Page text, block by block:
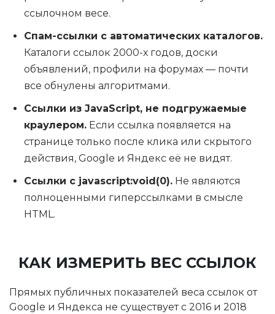
ссылочном весе.
Спам-ссылки с автоматических каталогов.
Каталоги ссылок 2000-х годов, доски
объявлений, профили на форумах — почти
все обнулены алгоритмами.
Ссылки из JavaScript, не подгружаемые
краулером. Если ссылка появляется на
странице только после клика или скрытого
действия, Google и Яндекс её не видят.
Ссылки с javascript:void(0). Не являются
полноценными гиперссылками в смысле
HTML.
КАК ИЗМЕРИТЬ ВЕС ССЫЛОК
Прямых публичных показателей веса ссылок от
Google и Яндекса не существует с 2016 и 2018